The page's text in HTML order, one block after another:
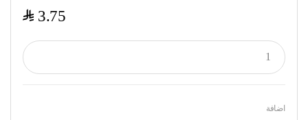
3.75
$
اضافة